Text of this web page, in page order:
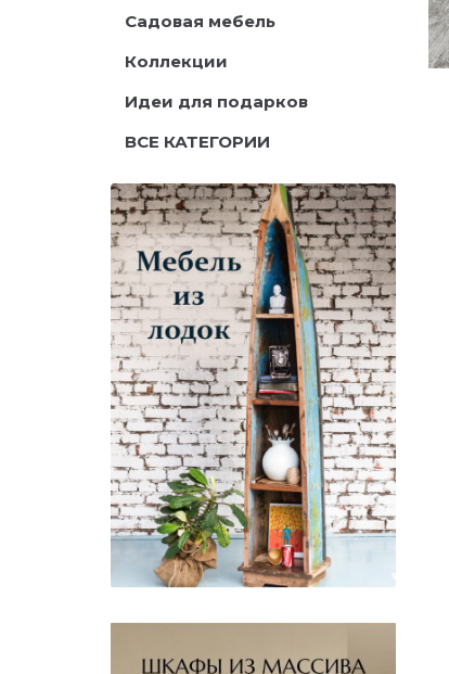
Садовая мебель
Коллекции
Идеи для подарков
ВСЕ КАТЕГОРИИ